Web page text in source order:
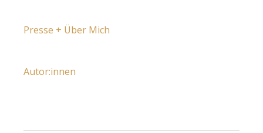
Presse + Über Mich
Autor:innen